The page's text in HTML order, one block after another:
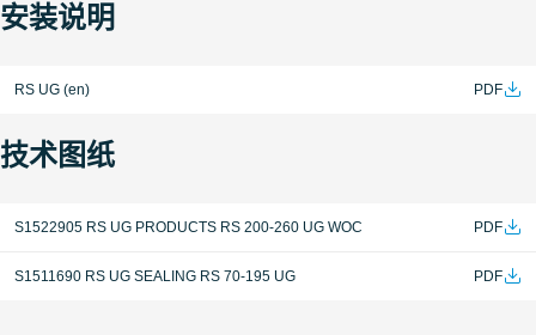
安装压紧指示的目测孔。
能够防止水、气体、粉尘和害虫的侵入。
拥有良好的电缆固定性能，根据不同的电缆尺寸，可承
受1700-15000N的拉力和1529kg的重物负荷。
安装说明
RS UG (en) PDF
技术图纸
S1522905 RS UG PRODUCTS RS 200-260 UG WOC PDF
S1511690 RS UG SEALING RS 70-195 UG PDF